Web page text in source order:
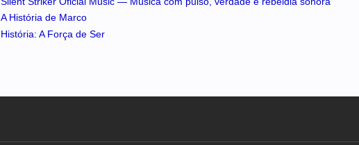
A História de Marco
História: A Força de Ser